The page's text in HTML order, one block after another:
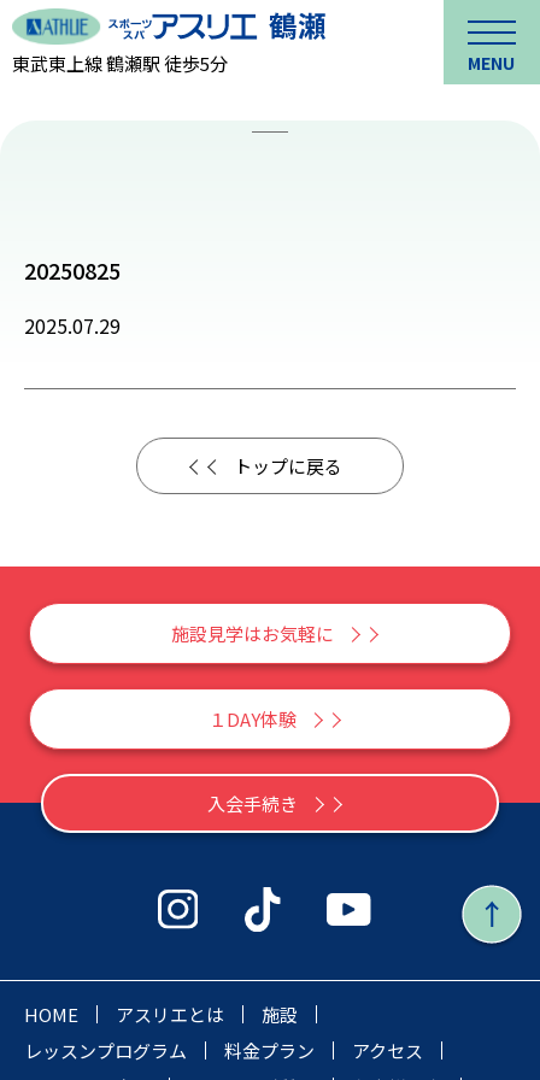
東武東上線 鶴瀬駅 徒歩5分 MENU
20250825
2025.07.29
トップに戻る
施設見学はお気軽に
１DAY体験
入会手続き
HOME アスリエとは
施設
レッスンプログラム
料金プラン
アクセス